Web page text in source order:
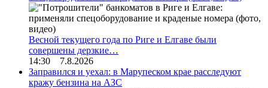
Весной текущего года по Риге и Елгаве были
совершены дерзкие…
14:30 7.8.2026
Заправился и уехал: в Марупеском крае расследуют
кражу бензина на АЗС